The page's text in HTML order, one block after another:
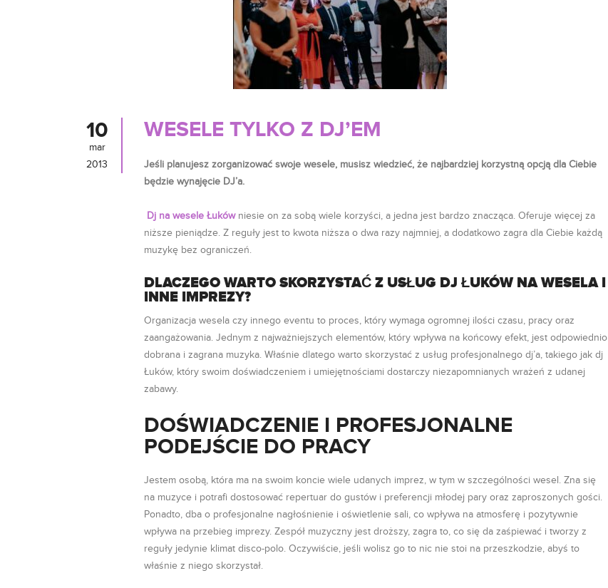
10
mar
2013
WESELE TYLKO Z DJ’EM
Jeśli planujesz zorganizować swoje wesele, musisz wiedzieć, że najbardziej korzystną opcją dla Ciebie
będzie wynajęcie DJ’a.
Dj na wesele Łukówniesie on za sobą wiele korzyści, a jedna jest bardzo znacząca. Oferuje więcej za
niższe pieniądze. Z reguły jest to kwota niższa o dwa razy najmniej, a dodatkowo zagra dla Ciebie każdą
muzykę bez ograniczeń.
DLACZEGO WARTO SKORZYSTAĆ Z USŁUG DJ ŁUKÓW NA WESELA I
INNE IMPREZY?
Organizacja wesela czy innego eventu to proces, który wymaga ogromnej ilości czasu, pracy oraz
zaangażowania. Jednym z najważniejszych elementów, który wpływa na końcowy efekt, jest odpowiednio
dobrana i zagrana muzyka. Właśnie dlatego warto skorzystać z usług profesjonalnego dj’a, takiego jak dj
Łuków, który swoim doświadczeniem i umiejętnościami dostarczy niezapomnianych wrażeń z udanej
zabawy.
DOŚWIADCZENIE I PROFESJONALNE
PODEJŚCIE DO PRACY
Jestem osobą, która ma na swoim koncie wiele udanych imprez, w tym w szczególności wesel. Zna się
na muzyce i potrafi dostosować repertuar do gustów i preferencji młodej pary oraz zaproszonych gości.
Ponadto, dba o profesjonalne nagłośnienie i oświetlenie sali, co wpływa na atmosferę i pozytywnie
wpływa na przebieg imprezy. Zespół muzyczny jest droższy, zagra to, co się da zaśpiewać i tworzy z
reguły jedynie klimat disco-polo. Oczywiście, jeśli wolisz go to nic nie stoi na przeszkodzie, abyś to
właśnie z niego skorzystał.